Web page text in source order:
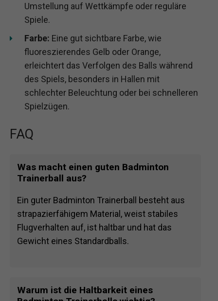
Umstellung auf Wettkämpfe oder reguläre
Spiele.
Farbe: Eine gut sichtbare Farbe, wie
fluoreszierendes Gelb oder Orange,
erleichtert das Verfolgen des Balls während
des Spiels, besonders in Hallen mit
schlechter Beleuchtung oder bei schnelleren
Spielzügen.
FAQ
Was macht einen guten Badminton
Trainerball aus?
Ein guter Badminton Trainerball besteht aus
strapazierfähigem Material, weist stabiles
Flugverhalten auf, ist haltbar und hat das
Gewicht eines Standardballs.
Warum ist die Haltbarkeit eines